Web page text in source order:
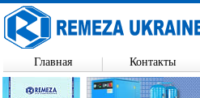
Главная Контакты